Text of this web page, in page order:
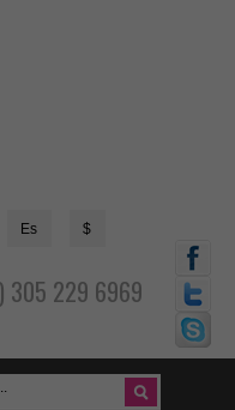
$
Es
305 229 6969